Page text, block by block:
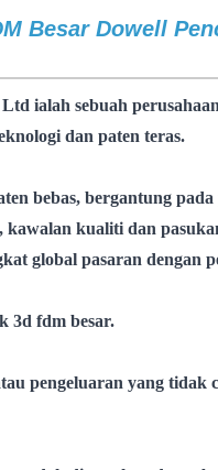
Besar Dowell
ialah sebuah
dan paten teras.
bebas, bergantung
kawalan kualiti dan
globalpasaran dengan
3d fdm besar.
pengeluaran yang